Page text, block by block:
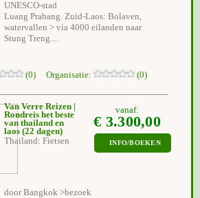
UNESCO-stad
Luang Prabang. Zuid-Laos: Bolaven,
watervallen > via 4000 eilanden naar
Stung Treng....
(0) Organisatie: (0)
vanaf:
€ 3.300,00
INFO/BOEKEN
Van Verre Reizen |
Rondreis het beste
van thailand en
laos (22 dagen)
Thailand: Fietsen
door Bangkok >bezoek